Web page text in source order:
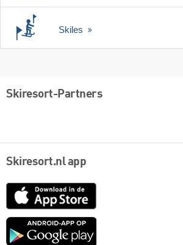
Skiles
Skiresort-Partners
Skiresort.nl app
App
Google